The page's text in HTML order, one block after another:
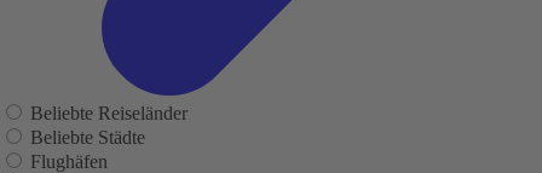
Beliebte Reiseländer
Beliebte Städte
Flughäfen